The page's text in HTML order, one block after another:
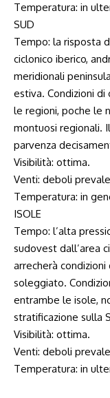
Temperatura: in
SUD
Tempo: la risposta
ciclonico iberico,
meridionali
estiva. Condizioni
le regioni, poche le
montuosi regionali.
parvenza
Visibilità: ottima.
Venti: deboli
Temperatura: in
ISOLE
Tempo: l’alta
sudovest dall’area
arrecherà
soleggiato.
entrambe le isole,
stratificazione sulla
Visibilità: ottima.
Venti: deboli
Temperatura: in